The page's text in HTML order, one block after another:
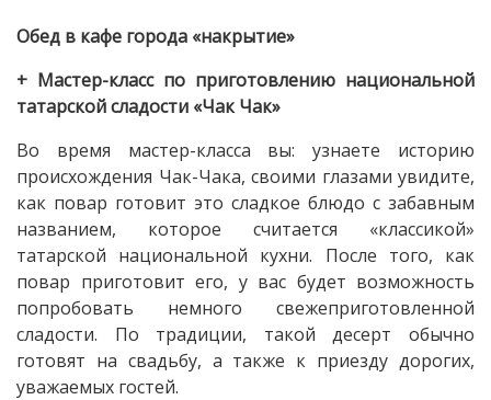
Обед в кафе города «накрытие»
+ Мастер-класс по приготовлению национальной
татарской сладости «Чак Чак»
Во время мастер-класса вы: узнаете историю
происхождения Чак-Чака, своими глазами увидите,
как повар готовит это сладкое блюдо с забавным
названием, которое считается «классикой»
татарской национальной кухни. После того, как
повар приготовит его, у вас будет возможность
попробовать немного свежеприготовленной
сладости. По традиции, такой десерт обычно
готовят на свадьбу, а также к приезду дорогих,
уважаемых гостей.